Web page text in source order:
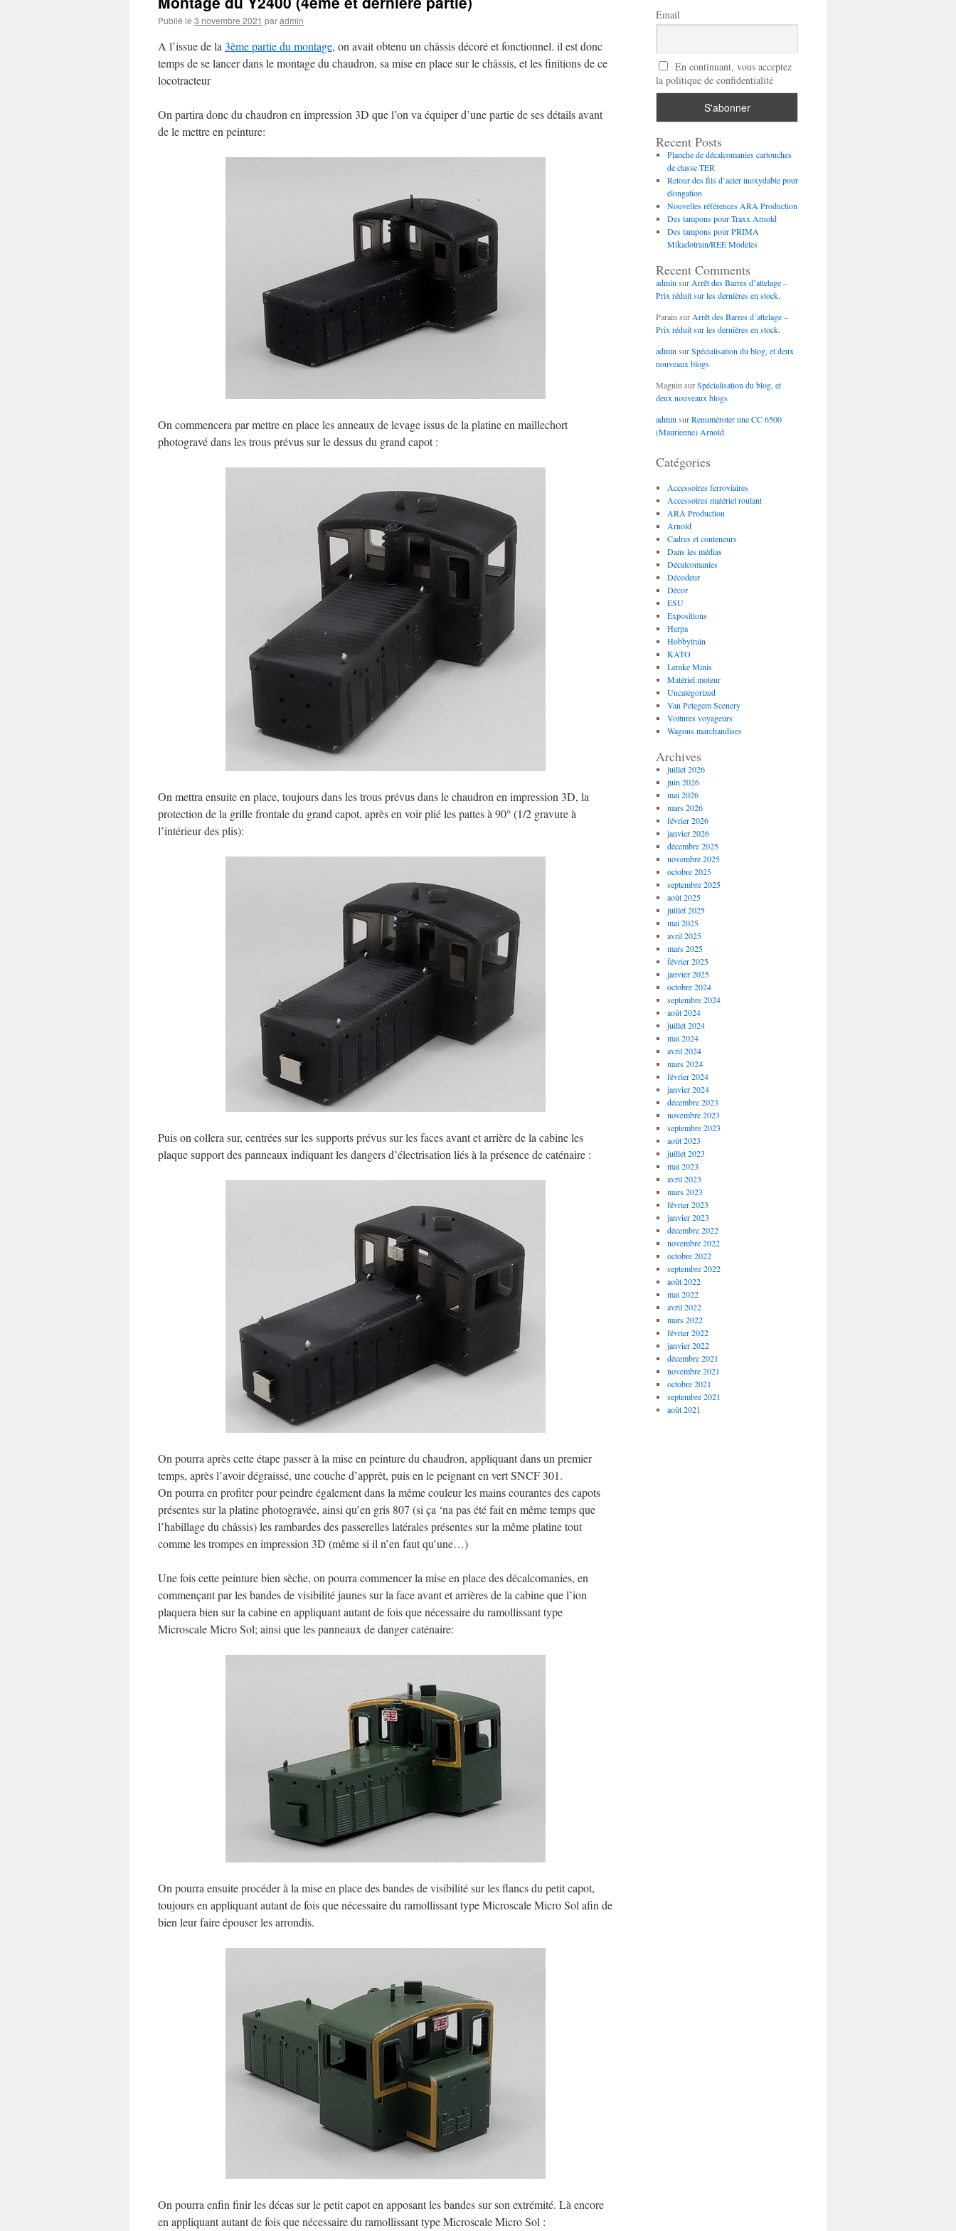
Publié le 3 novembre 2021 paradmin
A l’issue de la 3ème partie du montage, on avait obtenu un châssis décoré et fonctionnel. il est donc
temps de se lancer dans le montage du chaudron, sa mise en place sur le châssis, et les finitions de ce
locotracteur
On partira donc du chaudron en impression 3D que l’on va équiper d’une partie de ses détails avant
de le mettre en peinture:
On commencera par mettre en place les anneaux de levage issus de la platine en maillechort
photogravé dans les trous prévus sur le dessus du grand capot :
On mettra ensuite en place, toujours dans les trous prévus dans le chaudron en impression 3D, la
protection de la grille frontale du grand capot, après en voir plié les pattes à 90° (1/2 gravure à
l’intérieur des plis):
Puis on collera sur, centrées sur les supports prévus sur les faces avant et arrière de la cabine les
plaque support des panneaux indiquant les dangers d’électrisation liés à la présence de caténaire :
On pourra après cette étape passer à la mise en peinture du chaudron, appliquant dans un premier
temps, après l’avoir dégraissé, une couche d’apprêt, puis en le peignant en vert SNCF 301.
On pourra en profiter pour peindre également dans la même couleur les mains courantes des capots
présentes sur la platine photogravée, ainsi qu’en gris 807 (si ça ‘na pas été fait en même temps que
l’habillage du châssis) les rambardes des passerelles latérales présentes sur la même platine tout
comme les trompes en impression 3D (même si il n’en faut qu’une…)
Une fois cette peinture bien sèche, on pourra commencer la mise en place des décalcomanies, en
commençant par les bandes de visibilité jaunes sur la face avant et arrières de la cabine que l’ion
plaquera bien sur la cabine en appliquant autant de fois que nécessaire du ramollissant type
Microscale Micro Sol; ainsi que les panneaux de danger caténaire:
On pourra ensuite procéder à la mise en place des bandes de visibilité sur les flancs du petit capot,
toujours en appliquant autant de fois que nécessaire du ramollissant type Microscale Micro Sol afin de
bien leur faire épouser les arrondis.
On pourra enfin finir les décas sur le petit capot en apposant les bandes sur son extrémité. Là encore
en appliquant autant de fois que nécessaire du ramollissant type Microscale Micro Sol :
Email
En continuant, vous acceptez
la politique de confidentialité
Recent Posts
Planche de décalcomanies cartouches
de classe TER
Retour des fils d’acier inoxydable pour
élongation
Nouvelles références ARA Production
Des tampons pour Traxx Arnold
Des tampons pour PRIMA
Mikadotrain/REE Modeles
Recent Comments
adminsurArrêt des Barres d’attelage –
Prix réduit sur les dernières en stock.
ParainsurArrêt des Barres d’attelage –
Prix réduit sur les dernières en stock.
adminsurSpécialisation du blog, et deux
nouveaux blogs
MagninsurSpécialisation du blog, et
deux nouveaux blogs
adminsurRenuméroter une CC 6500
(Maurienne) Arnold
Catégories
Accessoires ferroviaires
Accessoires matériel roulant
ARA Production
Arnold
Cadres et conteneurs
Dans les médias
Décalcomanies
Décodeur
Décor
ESU
Expositions
Herpa
Hobbytrain
KATO
Lemke Minis
Matériel moteur
Uncategorized
Van Petegem Scenery
Voitures voyageurs
Wagons marchandises
Archives
juillet 2026
juin 2026
mai 2026
mars 2026
février 2026
janvier 2026
décembre 2025
novembre 2025
octobre 2025
septembre 2025
août 2025
juillet 2025
mai 2025
avril 2025
mars 2025
février 2025
janvier 2025
octobre 2024
septembre 2024
août 2024
juillet 2024
mai 2024
avril 2024
mars 2024
février 2024
janvier 2024
décembre 2023
novembre 2023
septembre 2023
août 2023
juillet 2023
mai 2023
avril 2023
mars 2023
février 2023
janvier 2023
décembre 2022
novembre 2022
octobre 2022
septembre 2022
août 2022
mai 2022
avril 2022
mars 2022
février 2022
janvier 2022
décembre 2021
novembre 2021
octobre 2021
septembre 2021
août 2021